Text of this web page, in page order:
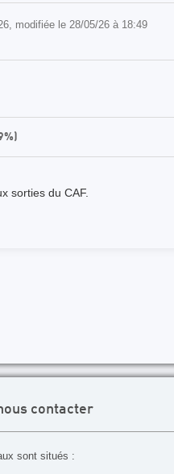
modifiée le 28/05/26 à 18:49
sorties du CAF.
contacter
sont situés :